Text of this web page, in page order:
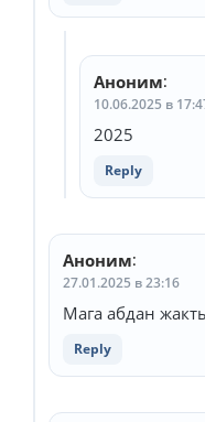
Аноним:
10.06.2025 в
2025
Reply
Аноним:
27.01.2025 в 23:16
Мага абдан
Reply